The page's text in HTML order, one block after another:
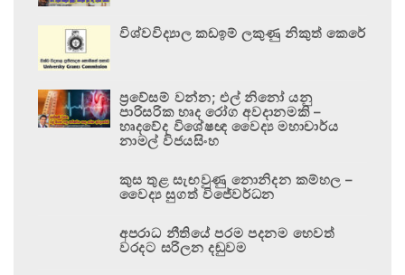
විශ්වවිද්‍යාල කඩඉම් ලකුණු නිකුත් කෙරේ
ප්‍රවේසම් වන්න; එල් නිනෝ යනු
පාරිසරික හෘද රෝග අවදානමකි –
හෘදවේද විශේෂඥ වෛද්‍ය මහාචාර්ය
නාමල් විජයසිංහ
කුස තුළ සැඟවුණු නොනිදන කම්හල –
වෛද්‍ය සුගත් විජේවර්ධන
අපරාධ නීතියේ පරම පදනම හෙවත්
වරදට සරිලන දඬුවම